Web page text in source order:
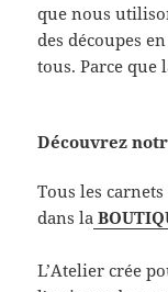
que nous
des découpes
tous. Parce
Découvrez
Tous les
dans la
L’Atelier crée